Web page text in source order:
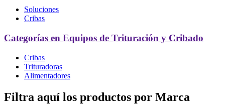
Soluciones
Cribas
Categorías en Equipos de Trituración y Cribado
Cribas
Trituradoras
Alimentadores
Filtra aquí los productos por Marca